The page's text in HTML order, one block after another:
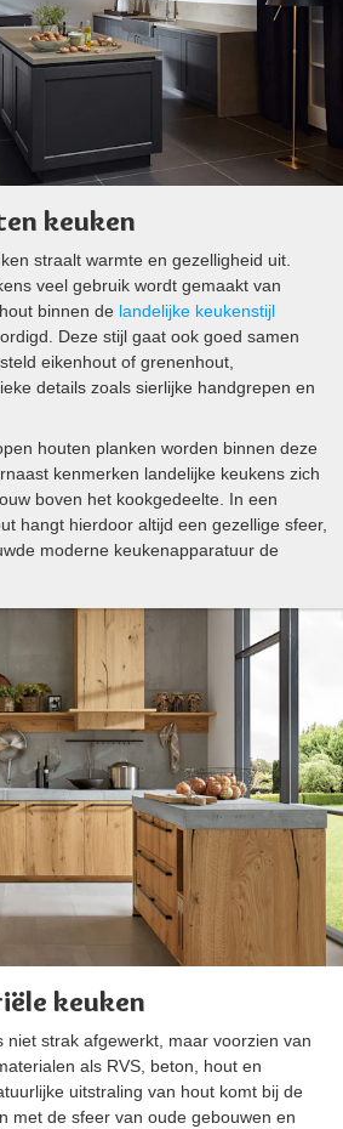
keuken
straalt warmte en gezelligheid uit.
veel gebruik wordt gemaakt van
binnen de landelijke keukenstijl
Deze stijl gaat ook goed samen
eikenhout of grenenhout,
details zoals sierlijke handgrepen en
houten planken worden binnen deze
kenmerken landelijke keukens zich
boven het kookgedeelte. In een
hangt hierdoor altijd een gezellige sfeer,
moderne keukenapparatuur de
keuken
niet strak afgewerkt, maar voorzien van
als RVS, beton, hout en
uitstraling van hout komt bij de
met de sfeer van oude gebouwen en